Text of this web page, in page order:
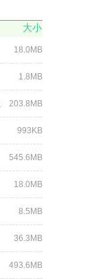
大小
18.0MB
1.8MB
203.8MB
993KB
545.6MB
18.0MB
8.5MB
36.3MB
493.6MB